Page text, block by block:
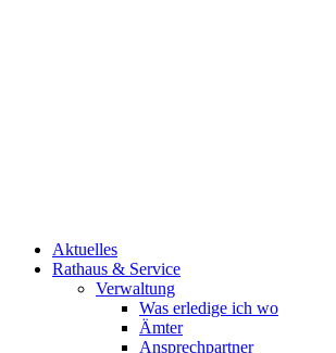
Aktuelles
Rathaus & Service
Verwaltung
Was erledige ich wo
Ämter
Ansprechpartner